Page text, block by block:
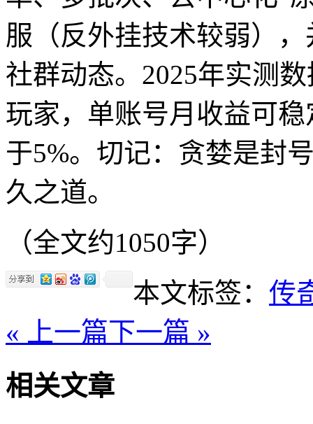
服（反外挂技术较弱）
社群动态。2025年实测
玩家，单账号月收益可
于5%。切记：贪婪是封
久之道。
（全文约1050字）
本文标签： 传
« 上一篇下一篇 »
相关文章